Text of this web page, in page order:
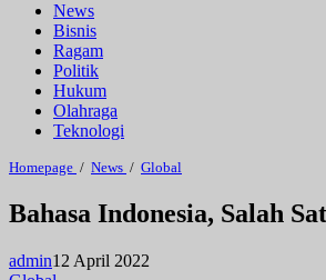
News
Bisnis
Ragam
Politik
Hukum
Olahraga
Teknologi
Homepage / News / Global
Salah
Satu
Bahasa Indonesia, Salah
admin12 April 2022